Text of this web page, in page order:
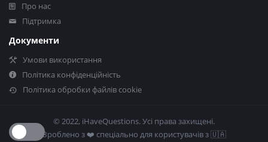
Про нас
Підтримка
Документи
Умови використання
Політика конфіденційність
Політика обробки файлів cookie
© 2022, iHaveQuestions. Усі права захищені.
Зроблено з ❤️​ спеціально для користувачів з 🇺🇦​